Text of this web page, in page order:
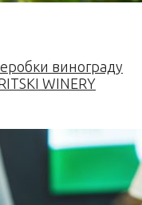
винограду
WINERY